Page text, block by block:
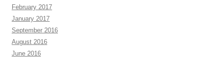
February 2017
January 2017
September 2016
August 2016
June 2016